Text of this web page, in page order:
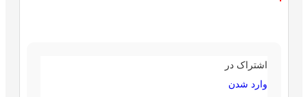
اشتراک در
وارد شدن